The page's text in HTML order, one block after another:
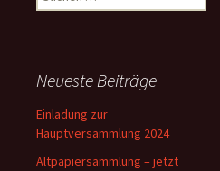
nach:
Neueste Beiträge
Einladung zur
Hauptversammlung 2024
Altpapiersammlung – jetzt